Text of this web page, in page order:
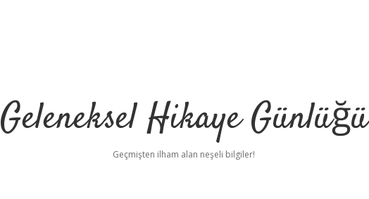
Geleneksel Hikaye Günlüğü
Geçmişten ilham alan neşeli bilgiler!